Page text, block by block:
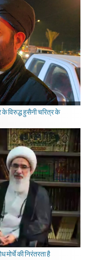
विरुद्ध हुसैनी चरित्र के
की निरंतरता है